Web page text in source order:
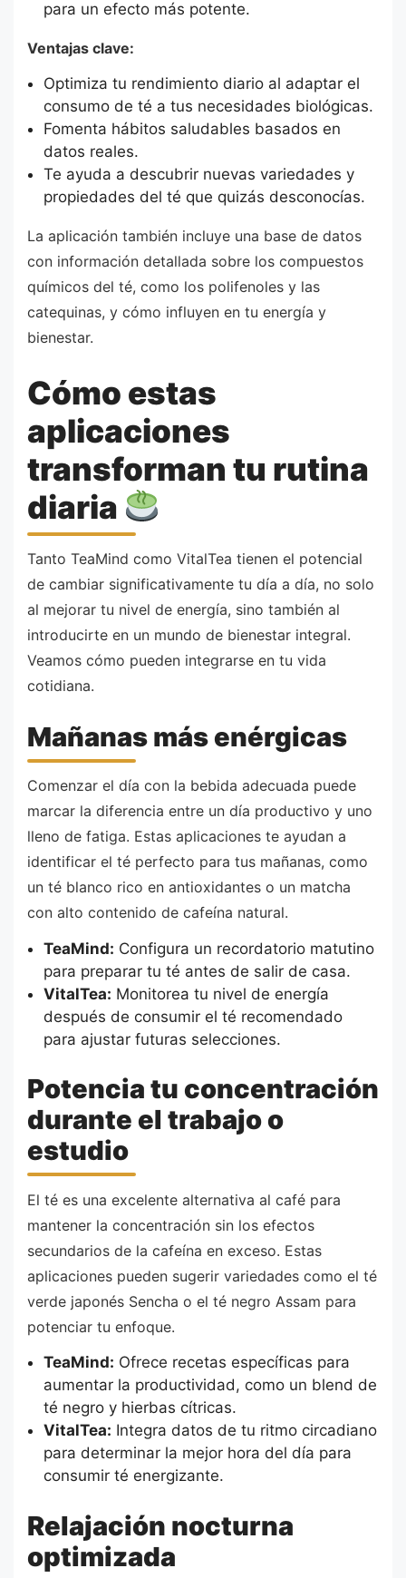
para un efecto más potente.
Ventajas clave:
Optimiza tu rendimiento diario al adaptar el
consumo de té a tus necesidades biológicas.
Fomenta hábitos saludables basados en
datos reales.
Te ayuda a descubrir nuevas variedades y
propiedades del té que quizás desconocías.
La aplicación también incluye una base de datos
con información detallada sobre los compuestos
químicos del té, como los polifenoles y las
catequinas, y cómo influyen en tu energía y
bienestar.
Cómo estas
aplicaciones
transforman tu rutina
diaria
Tanto TeaMind como VitalTea tienen el potencial
de cambiar significativamente tu día a día, no solo
al mejorar tu nivel de energía, sino también al
introducirte en un mundo de bienestar integral.
Veamos cómo pueden integrarse en tu vida
cotidiana.
Mañanas más enérgicas
Comenzar el día con la bebida adecuada puede
marcar la diferencia entre un día productivo y uno
lleno de fatiga. Estas aplicaciones te ayudan a
identificar el té perfecto para tus mañanas, como
un té blanco rico en antioxidantes o un matcha
con alto contenido de cafeína natural.
TeaMind: Configura un recordatorio matutino
para preparar tu té antes de salir de casa.
VitalTea: Monitorea tu nivel de energía
después de consumir el té recomendado
para ajustar futuras selecciones.
Potencia tu concentración
durante el trabajo o
estudio
El té es una excelente alternativa al café para
mantener la concentración sin los efectos
secundarios de la cafeína en exceso. Estas
aplicaciones pueden sugerir variedades como el té
verde japonés Sencha o el té negro Assam para
potenciar tu enfoque.
TeaMind: Ofrece recetas específicas para
aumentar la productividad, como un blend de
té negro y hierbas cítricas.
VitalTea: Integra datos de tu ritmo circadiano
para determinar la mejor hora del día para
consumir té energizante.
Relajación nocturna
optimizada